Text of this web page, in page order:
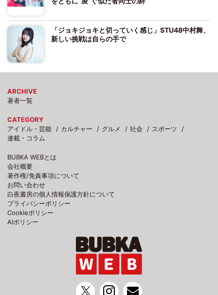
「ジョキジョキと切っていく感じ」STU48中村舞、
新しい挑戦は自らの手で
ARCHIVE
著者一覧
CATEGORY
アイドル・芸能
カルチャー グルメ 社会
スポーツ
連載・コラム
BUBKA WEBとは
会社概要
著作権/免責事項について
お問い合わせ
白夜書房の個人情報保護方針について
プライバシーポリシー
Cookieポリシー
AIポリシー